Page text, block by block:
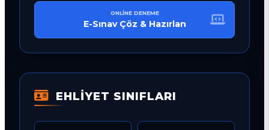
ONLINE DENEME
E-Sınav Çöz & Hazırlan
EHLİYET SINIFLARI